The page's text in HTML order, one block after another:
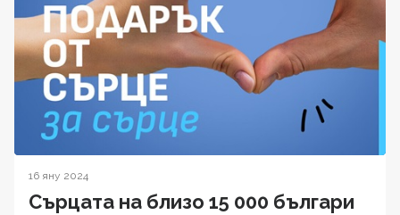
16 яну 2024
Сърцата на близо 15 000 българи